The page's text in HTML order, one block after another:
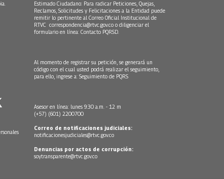
Estimado Ciudadano: Para radicar Peticiones, Quejas,
Reclamos, Solicitudes y Felicitaciones a la Entidad puede
remitir lo pertinente al Correo Oficial Institucional de
RTVC correspondencia@rtvc.gov.co o diligenciar el
formulario en línea: Contacto PQRSD.
Al momento de registrar su petición, se generará un
código con el cual usted podrá realizar el seguimiento,
para ello, ingrese a: Seguimiento de PQRS
Asesor en línea: lunes 9:30 a.m. - 12 m
(+57) (601) 2200700
Correo de notificaciones judiciales:
notificacionesjudiciales@rtvc.gov.co
Denuncias por actos de corrupción:
soytransparente@rtvc.gov.co